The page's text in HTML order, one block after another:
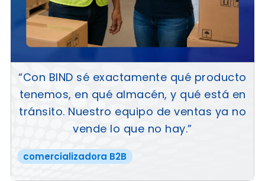
“Con BIND sé exactamente qué producto
tenemos, en qué almacén, y qué está en
tránsito. Nuestro equipo de ventas ya no
vende lo que no hay.”
comercializadora B2B